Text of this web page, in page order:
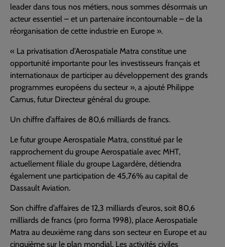
leader dans tous nos métiers, nous sommes désormais un
acteur essentiel – et un partenaire incontournable – de la
réorganisation de cette industrie en Europe ».
« La privatisation d’Aerospatiale Matra constitue une
opportunité importante pour les investisseurs français et
internationaux de participer au développement des grands
programmes européens du secteur », a ajouté Philippe
Camus, futur Directeur général du groupe.
Un chiffre d’affaires de 80,6 milliards de francs.
Le futur groupe Aerospatiale Matra, constitué par le
rapprochement du groupe Aerospatiale avec MHT,
actuellement filiale du groupe Lagardère, détiendra
également une participation de 45,76% au capital de
Dassault Aviation.
Son chiffre d’affaires de 12,3 milliards d’euros, soit 80,6
milliards de francs (pro forma 1998), place Aerospatiale
Matra au deuxième rang dans son secteur en Europe et au
cinquième sur le plan mondial. Les activités civiles